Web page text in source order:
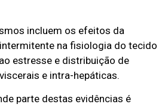
incluem os efeitos da
na fisiologia do tecido
estresse e distribuição de
e intra-hepáticas.
parte destas evidências é